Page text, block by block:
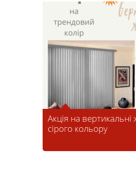
Акція на вертикальні
сірого кольору